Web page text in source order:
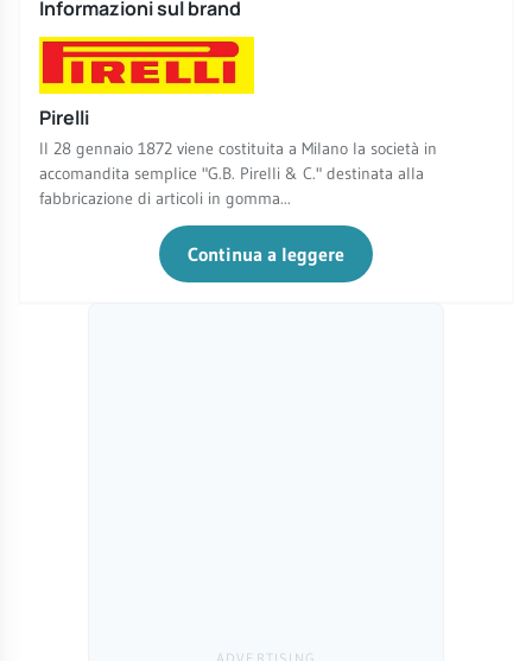
Informazioni sul brand
Pirelli
Il 28 gennaio 1872 viene costituita a Milano la società in
accomandita semplice "G.B. Pirelli & C." destinata alla
fabbricazione di articoli in gomma...
Continua a leggere